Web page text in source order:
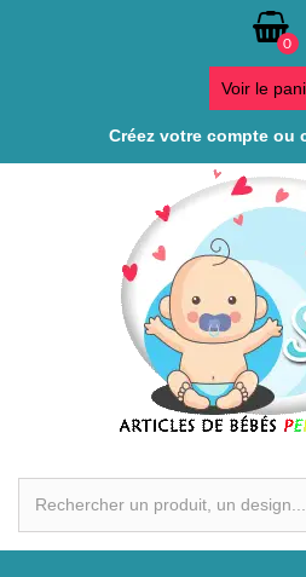
0
Voir le
Créez votre compte ou